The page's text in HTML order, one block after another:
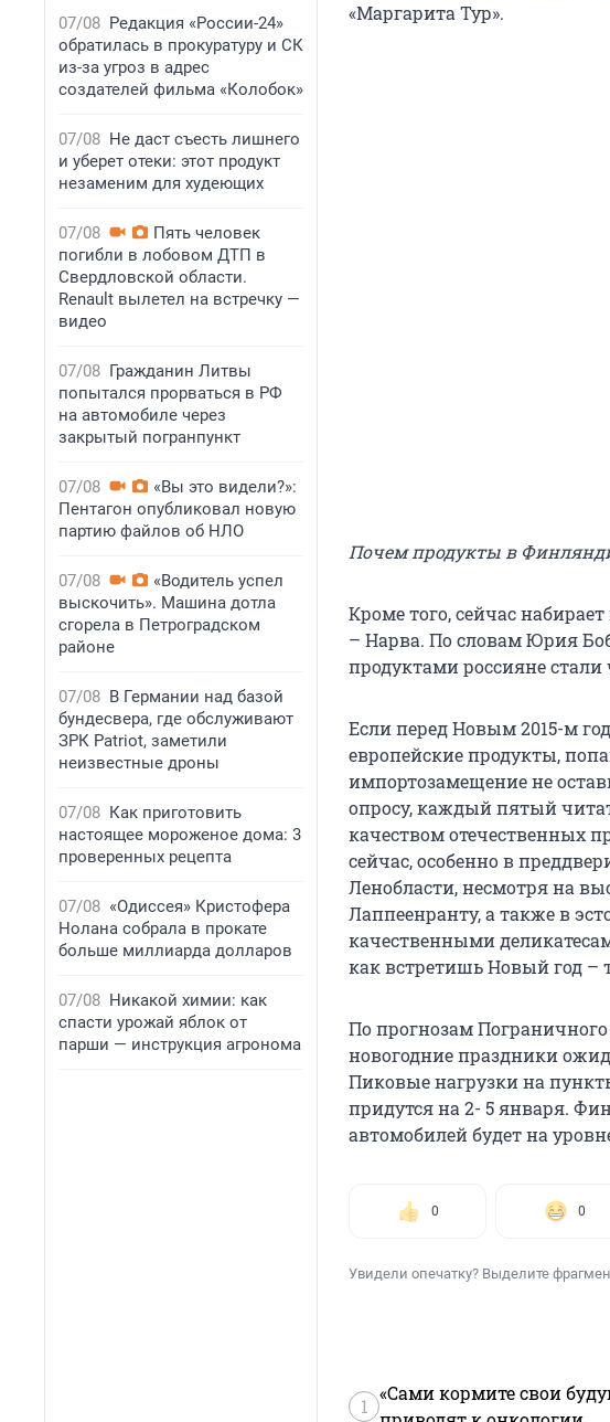
07/08 Редакция «России-24»
обратилась в прокуратуру и СК
из-за угроз в адрес
создателей фильма «Колобок»
07/08 Не даст съесть лишнего
и уберет отеки: этот продукт
незаменим для худеющих
07/08
Пять человек
погибли в лобовом ДТП в
Свердловской области.
Renault вылетел на встречку —
видео
07/08 Гражданин Литвы
попытался прорваться в РФ
на автомобиле через
закрытый погранпункт
07/08
«Вы это видели?»:
Пентагон опубликовал новую
партию файлов об НЛО
07/08
«Водитель успел
выскочить». Машина дотла
сгорела в Петроградском
районе
07/08 В Германии над базой
бундесвера, где обслуживают
ЗРК Patriot, заметили
неизвестные дроны
07/08 Как приготовить
настоящее мороженое дома: 3
проверенных рецепта
07/08 «Одиссея» Кристофера
Нолана собрала в прокате
больше миллиарда долларов
07/08 Никакой химии: как
спасти урожай яблок от
парши — инструкция агронома
«Маргарита Тур».
Почем продукты в
Кроме того, сейчас
– Нарва. По словам Юрия
продуктами россияне
Если перед Новым 2015-м
европейские продукты,
импортозамещение не
опросу, каждый пятый
качеством отечественных
сейчас, особенно в
Ленобласти, несмотря на
Лаппеенранту, а также в
качественными
как встретишь Новый год –
По прогнозам
новогодние праздники
Пиковые нагрузки на
придутся на 2- 5 января.
автомобилей будет на
0 0
Увидели опечатку? Выделите
1
«Сами кормите свои